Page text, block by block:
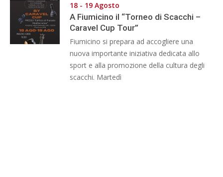
18 - 19 Agosto
A Fiumicino il “Torneo di Scacchi –
Caravel Cup Tour”
Fiumicino si prepara ad accogliere una
nuova importante iniziativa dedicata allo
sport e alla promozione della cultura degli
scacchi. Martedì